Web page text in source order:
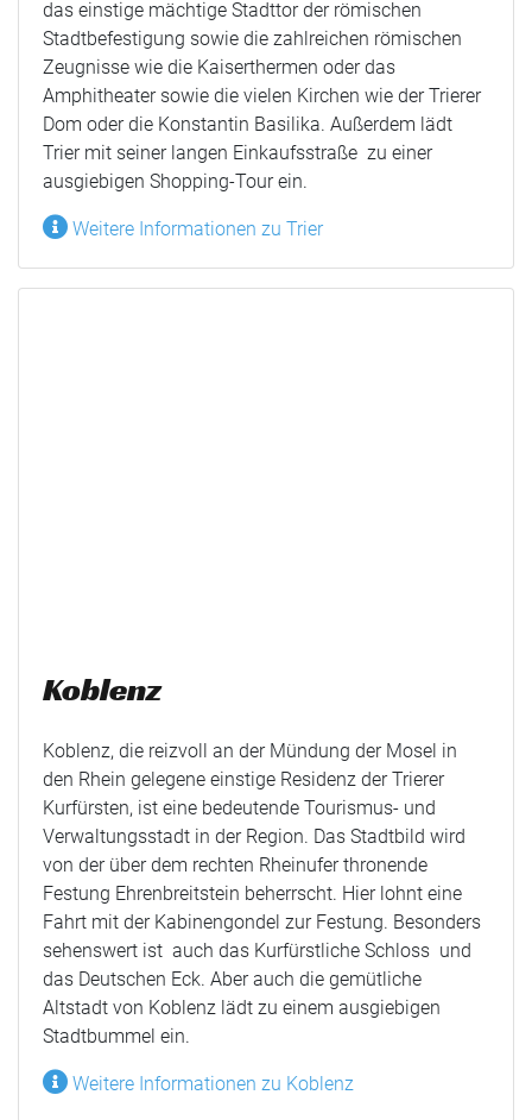
das einstige mächtige Stadttor der römischen
Stadtbefestigung sowie die zahlreichen römischen
Zeugnisse wie die Kaiserthermen oder das
Amphitheater sowie die vielen Kirchen wie der Trierer
Dom oder die Konstantin Basilika. Außerdem lädt
Trier mit seiner langen Einkaufsstraße zu einer
ausgiebigen Shopping-Tour ein.
Weitere Informationen zu Trier
Koblenz
Koblenz, die reizvoll an der Mündung der Mosel in
den Rhein gelegene einstige Residenz der Trierer
Kurfürsten, ist eine bedeutende Tourismus- und
Verwaltungsstadt in der Region. Das Stadtbild wird
von der über dem rechten Rheinufer thronende
Festung Ehrenbreitstein beherrscht. Hier lohnt eine
Fahrt mit der Kabinengondel zur Festung. Besonders
sehenswert ist auch das Kurfürstliche Schloss und
das Deutschen Eck. Aber auch die gemütliche
Altstadt von Koblenz lädt zu einem ausgiebigen
Stadtbummel ein.
Weitere Informationen zu Koblenz